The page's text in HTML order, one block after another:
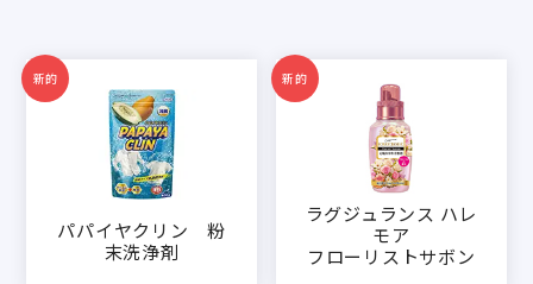
新的
パパイヤクリン 粉
末洗浄剤
新的
ラグジュランス ハレ
モア
フローリストサボン